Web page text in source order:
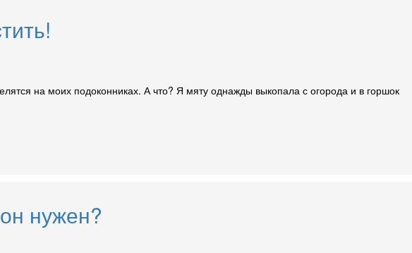
на моих подоконниках. А что? Я мяту однажды выкопала с огорода и в горшок
нужен?